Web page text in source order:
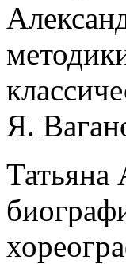
Я.
Татьяна